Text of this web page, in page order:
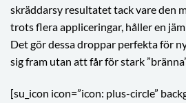
skräddarsy resultatet tack vare den
trots flera appliceringar, håller en
Det gör dessa droppar perfekta för
sig fram utan att får för stark
[su_icon icon=”icon: plus-circle”